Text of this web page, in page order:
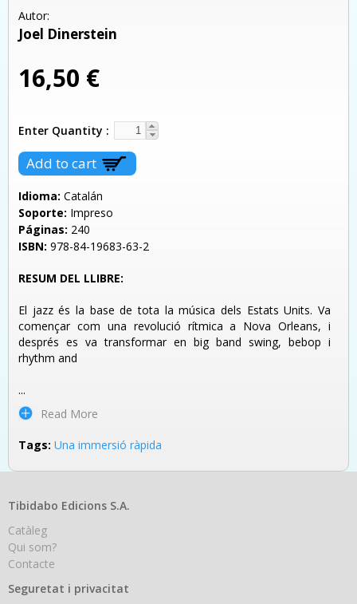
Autor:
Joel Dinerstein
16,50 €
Enter Quantity
Idioma: Catalán
Soporte: Impreso
Páginas: 240
ISBN: 978-84-19683-63-2
RESUM DEL LLIBRE:
El jazz és la base de tota la música dels Estats Units. Va
començar com una revolució rítmica a Nova Orleans, i
després es va transformar en big band swing, bebop i
rhythm and
...
Read More
Tags: Una immersió ràpida
Tibidabo Edicions S.A.
Catàleg
Qui som?
Contacte
Seguretat i privacitat